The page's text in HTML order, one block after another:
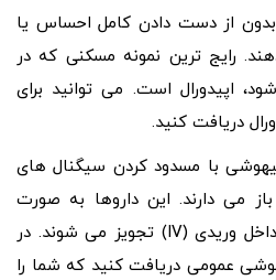
از دست دادن کامل احساس یا
رایج ترین نمونه مسکنی که در
اپیدورال است. می توانید برای
دریافت کنید.
با مسدود کردن سیگنال های
می دارند. این داروها به صورت
تزریقی یا از طریق یک خط داخل وریدی (IV) تجویز می شوند. در
عمومی دریافت کنید که شما را